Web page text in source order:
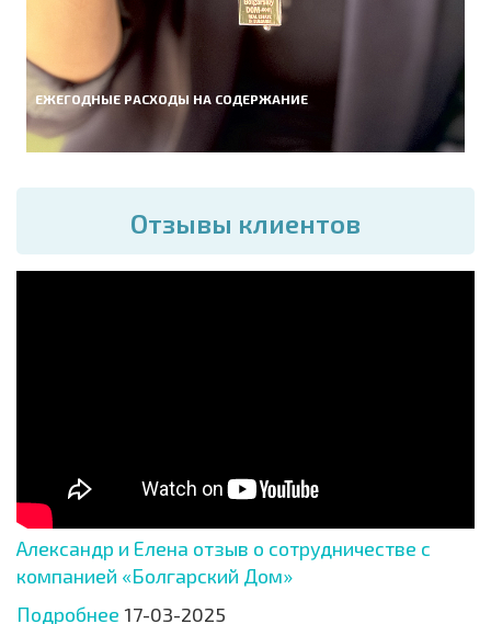
ЕЖЕГОДНЫЕ РАСХОДЫ НА СОДЕРЖАНИЕ
Отзывы клиентов
Александр и Елена отзыв о сотрудничестве с
компанией «Болгарский Дом»
Подробнее 17-03-2025